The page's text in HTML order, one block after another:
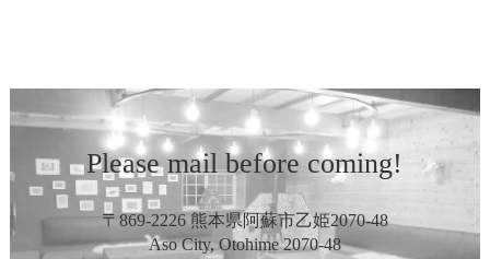
Please mail before coming!
〒869-2226 熊本県阿蘇市乙姫2070-48
Aso City, Otohime 2070-48